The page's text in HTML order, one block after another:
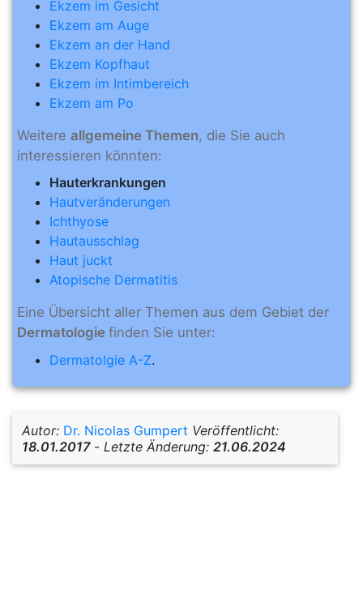
Ekzem im Gesicht
Ekzem am Auge
Ekzem an der Hand
Ekzem Kopfhaut
Ekzem im Intimbereich
Ekzem am Po
Weitere allgemeine Themen, die Sie auch
interessieren könnten:
Hauterkrankungen
Hautveränderungen
Ichthyose
Hautausschlag
Haut juckt
Atopische Dermatitis
Eine Übersicht aller Themen aus dem Gebiet der
Dermatologie finden Sie unter:
Dermatolgie A-Z.
Autor: Dr. Nicolas Gumpert Veröffentlicht:
18.01.2017- Letzte Änderung: 21.06.2024